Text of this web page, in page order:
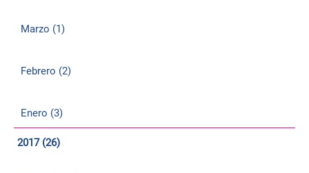
Marzo (1)
Febrero (2)
Enero (3)
2017 (26)